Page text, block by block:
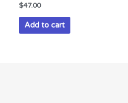
Rated
0
out
$47.00
Add to cart